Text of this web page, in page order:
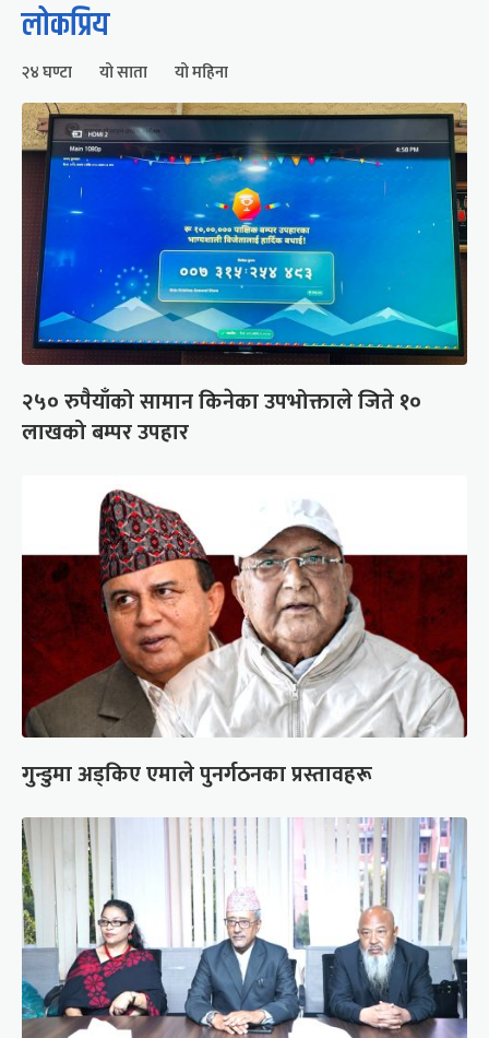
लोकप्रिय
२४ घण्टा यो साता यो महिना
२५० रुपैयाँको सामान किनेका उपभोक्ताले जिते १०
लाखको बम्पर उपहार
गुन्डुमा अड्किए एमाले पुनर्गठनका प्रस्तावहरू